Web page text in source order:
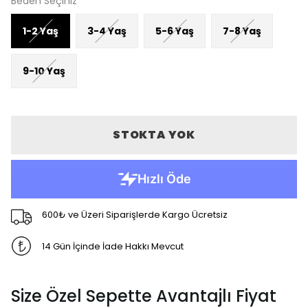
1-2 Yaş 3-4 Yaş 5-6 Yaş 7-8 Yaş
9-10 Yaş
STOKTA YOK
600₺ ve Üzeri Siparişlerde Kargo Ücretsiz
14 Gün İçinde İade Hakkı Mevcut
Size Özel Sepette Avantajlı Fiyat